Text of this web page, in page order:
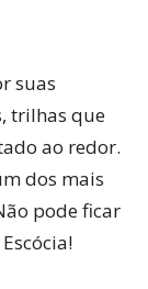
suas
trilhas que
ao redor.
dos mais
pode ficar